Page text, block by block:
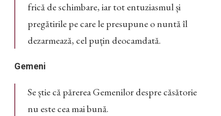
frică de schimbare, iar tot entuziasmul și
pregătirile pe care le presupune o nuntă îl
dezarmează, cel puțin deocamdată.
Gemeni
Se știe că părerea Gemenilor despre căsătorie
nu este cea mai bună.